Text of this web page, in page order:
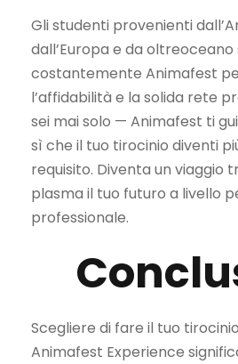
Gli studenti provenienti
dall’Europa e da
costantemente Animafest
l’affidabilità e la solida rete
sei mai solo — Animafest ti
sì che il tuo tirocinio diventi
requisito. Diventa un viaggio
plasma il tuo futuro a livello
professionale.
Scegliere di fare il tuo
Animafest Experience